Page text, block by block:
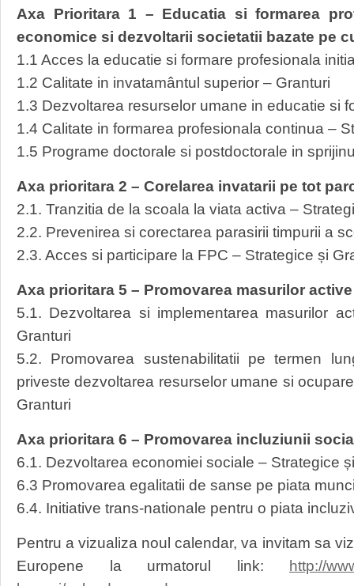
Axa Prioritara 1 – Educatia si formarea
economice si dezvoltarii societatii bazate pe
1.1 Acces la educatie si formare profesionala
1.2 Calitate in invatamântul superior – Granturi
1.3 Dezvoltarea resurselor umane in educatie si
1.4 Calitate in formarea profesionala continua –
1.5 Programe doctorale si postdoctorale in
Axa prioritara 2 – Corelarea invatarii pe tot
2.1. Tranzitia de la scoala la viata activa –
2.2. Prevenirea si corectarea parasirii timpurii a
2.3. Acces si participare la FPC – Strategice și
Axa prioritara 5 – Promovarea masurilor
5.1. Dezvoltarea si implementarea masurilor
Granturi
5.2. Promovarea sustenabilitatii pe termen
priveste dezvoltarea resurselor umane si
Granturi
Axa prioritara 6 – Promovarea incluziunii
6.1. Dezvoltarea economiei sociale – Strategice
6.3 Promovarea egalitatii de sanse pe piata
6.4. Initiative trans-nationale pentru o piata
Pentru a vizualiza noul calendar, va invitam sa
Europene la urmatorul link: http://